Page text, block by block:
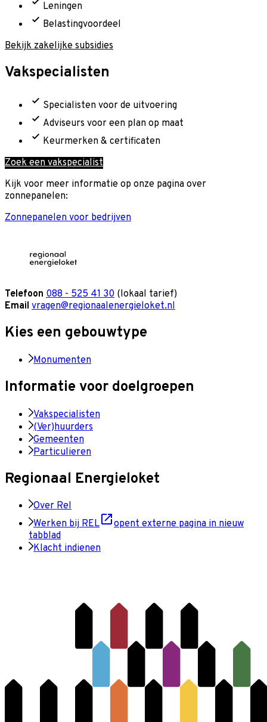
Leningen
Belastingvoordeel
Bekijk zakelijke subsidies
Vakspecialisten
Specialisten voor de uitvoering
Adviseurs voor een plan op maat
Keurmerken & certificaten
Zoek een vakspecialist
Kijk voor meer informatie op onze pagina over
zonnepanelen:
Zonnepanelen voor bedrijven
Telefoon 088 - 525 41 30 (lokaal tarief)
Email vragen@regionaalenergieloket.nl
Kies een gebouwtype
Monumenten
Informatie voor doelgroepen
Vakspecialisten
(Ver)huurders
Gemeenten
Particulieren
Regionaal Energieloket
Over Rel
Werken bij REL
opent externe pagina in nieuw
tabblad
Klacht indienen